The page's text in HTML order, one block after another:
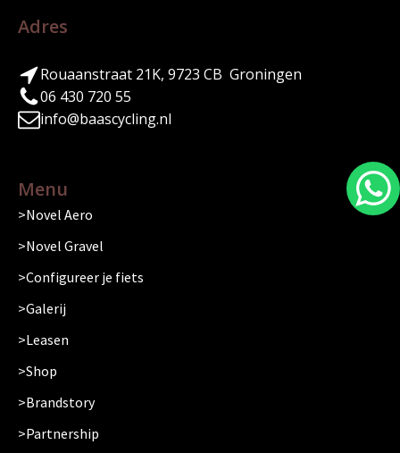
Adres
Rouaanstraat 21K, 9723 CB Groningen
06 430 720 55
info@baascycling.nl
Menu
Novel Aero
Novel Gravel
Configureer je fiets
Galerij
Leasen
Shop
Brandstory
Partnership